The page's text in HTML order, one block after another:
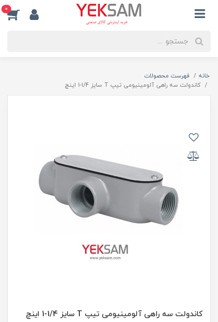
0
خانه
فهرست محصولات
کاندولت سه راهی آلومینیومی تیپ T سایز 1/4-1 اینچ
کاندولت سه راهی آلومینیومی تیپ T سایز 1/4-1 اینچ